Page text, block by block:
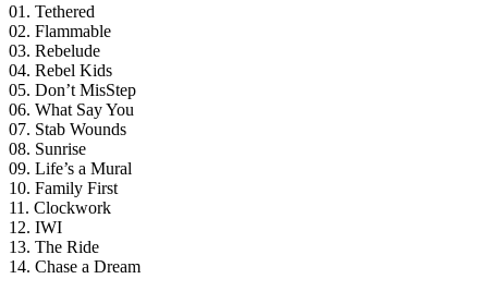
01. Tethered
02. Flammable
03. Rebelude
04. Rebel Kids
05. Don’t MisStep
06. What Say You
07. Stab Wounds
08. Sunrise
09. Life’s a Mural
10. Family First
11. Clockwork
12. IWI
13. The Ride
14. Chase a Dream